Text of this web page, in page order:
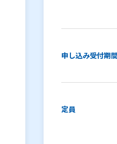
申し込み受付期間
定員